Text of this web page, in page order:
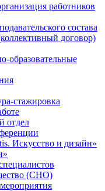
работников
состава
договор)
образовательные
стажировка
отдел
Искусство и дизайн»
(СНО)